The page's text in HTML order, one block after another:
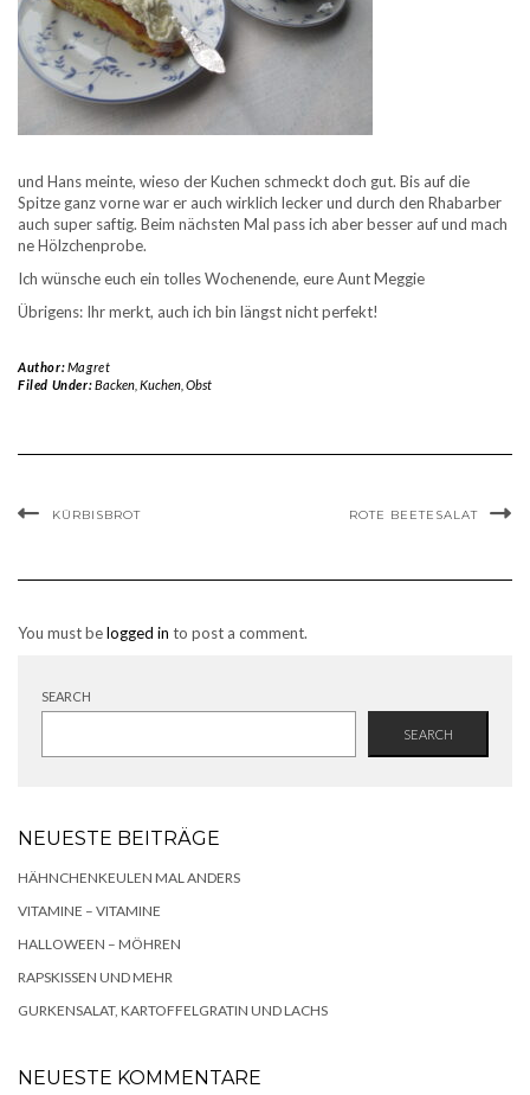
und Hans meinte, wieso der Kuchen schmeckt doch gut. Bis auf die
Spitze ganz vorne war er auch wirklich lecker und durch den Rhabarber
auch super saftig. Beim nächsten Mal pass ich aber besser auf und mach
ne Hölzchenprobe.
Ich wünsche euch ein tolles Wochenende, eure Aunt Meggie
Übrigens: Ihr merkt, auch ich bin längst nicht perfekt!
Author:Magret
Filed Under:Backen, Kuchen, Obst
KÜRBISBROT ROTE BEETESALAT
You must belogged in to post a comment.
SEARCH
SEARCH
NEUESTE BEITRÄGE
HÄHNCHENKEULEN MAL ANDERS
VITAMINE – VITAMINE
HALLOWEEN – MÖHREN
RAPSKISSEN UND MEHR
GURKENSALAT, KARTOFFELGRATIN UND LACHS
NEUESTE KOMMENTARE